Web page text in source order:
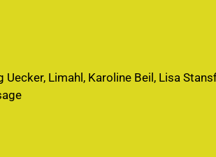
Limahl, Karoline Beil, Lisa